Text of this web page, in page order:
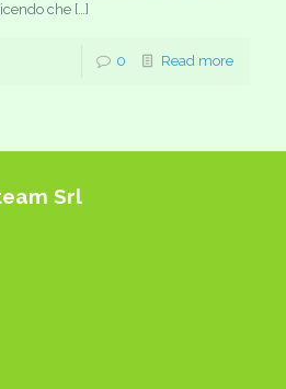
che […]
0 Read more
Srl